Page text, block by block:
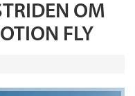
OM
FLY